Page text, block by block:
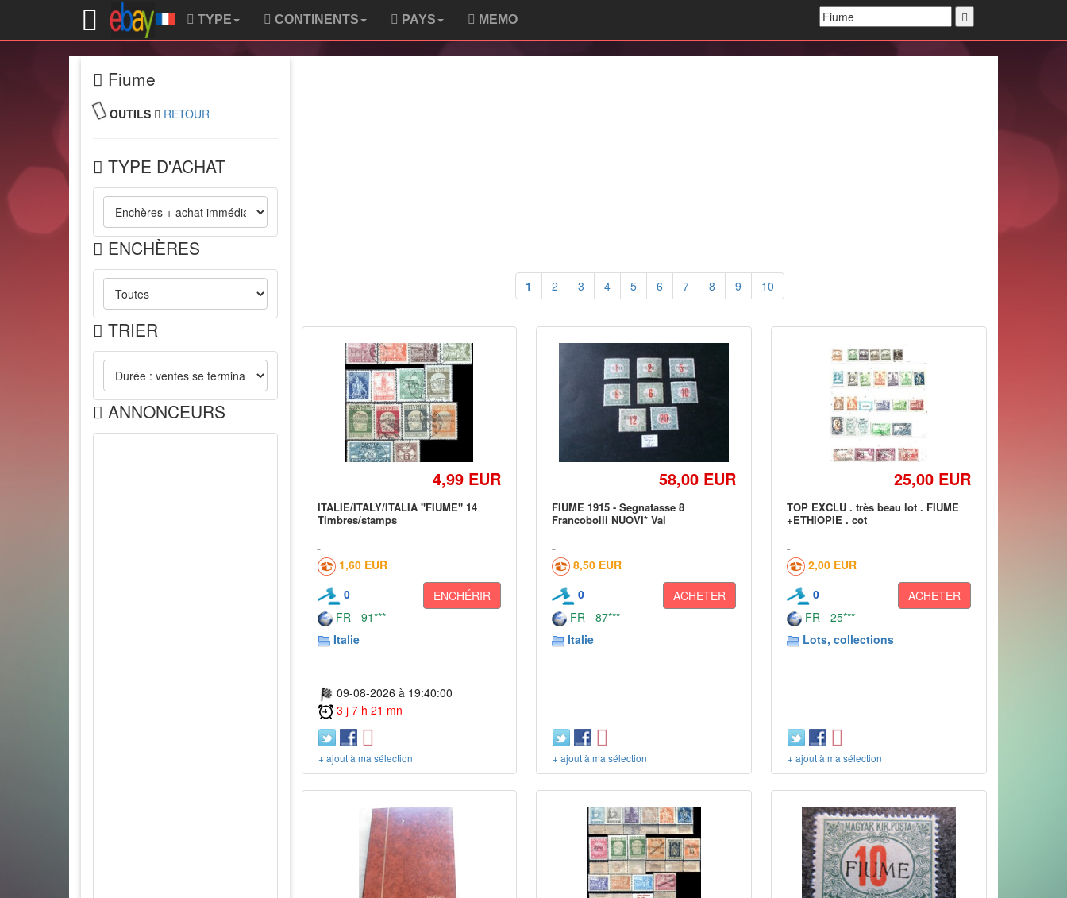
TYPE CONTINENTS PAYS MEMO
Fiume
OUTILS RETOUR
TYPE D'ACHAT
ENCHÈRES
TRIER
ANNONCEURS
1 2 3 4 5 6 7 8 9 10
4,99 EUR
ITALIE/ITALY/ITALIA "FIUME" 14
Timbres/stamps
1,60 EUR
0
ENCHÉRIR
FR - 91***
Italie
09-08-2026 à 19:40:00
3 j 7 h 21 mn
+ ajout à ma sélection
58,00 EUR
FIUME 1915 - Segnatasse 8
Francobolli NUOVI* Val
8,50 EUR
0
ACHETER
FR - 87***
Italie
+ ajout à ma sélection
25,00 EUR
TOP EXCLU . très beau lot . FIUME
+ETHIOPIE . cot
2,00 EUR
0
ACHETER
FR - 25***
Lots, collections
+ ajout à ma sélection